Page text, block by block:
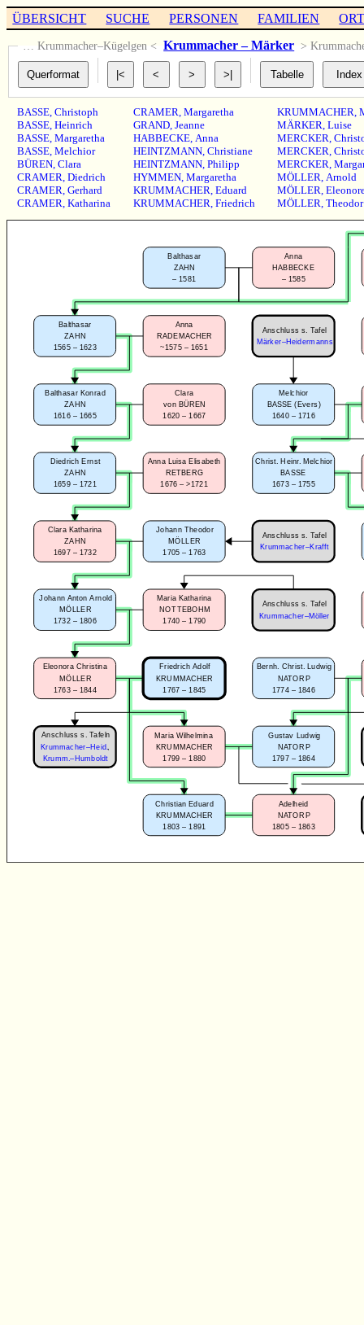
ÜBERSICHT SUCHE PERSONEN FAMILIEN
… Krummacher–Kügelgen < Krummacher – Märker >
BASSE,Christoph
BASSE,Heinrich
BASSE,Margaretha
BASSE,Melchior
BÜREN,Clara
CRAMER,Diedrich
CRAMER,Gerhard
CRAMER,Katharina
CRAMER, Margaretha
GRAND, Jeanne
HABBECKE, Anna
HEINTZMANN, Christiane
HEINTZMANN, Philipp
HYMMEN, Margaretha
KRUMMACHER, Eduard
KRUMMACHER, Friedrich
KRUMMACHER,
MÄRKER, Luise
MERCKER,
MERCKER,
MERCKER,
MÖLLER, Arnold
MÖLLER,
MÖLLER, Theodor
Friedrich Adolf
KRUMMACHER
1767 – 1845
Eleonora Christina
MÖLLER
1763 – 1844
Maria Wilhelmina
KRUMMACHER
1799 – 1880
Gustav Ludwig
NATORP
1797 – 1864
Johann Anton Arnold
MÖLLER
1732 – 1806
Maria Katharina
NOTTEBOHM
1740 – 1790
Johann Theodor
MÖLLER
1705 – 1763
Clara Katharina
ZAHN
1697 – 1732
Diedrich Ernst
ZAHN
1659 – 1721
Anna Luisa Elisabeth
RETBERG
1676 – >1721
Balthasar Konrad
ZAHN
1616 – 1665
Clara
von BÜREN
1620 – 1667
Balthasar
ZAHN
1565 – 1623
Anna
RADEMACHER
~1575 – 1651
Balthasar
ZAHN
–1581
Anna
HABBECKE
– 1585
Melchior
BASSE (Evers)
1640 – 1716
Anschluss s. Tafel
Märker–Heidermanns
Bernh. Christ. Ludwig
NATORP
1774 – 1846
Christ. Heinr. Melchior
BASSE
1673 – 1755
Christian Eduard
KRUMMACHER
1803 – 1891
Adelheid
NATORP
1805 – 1863
Anschluss s. Tafel
Krummacher–Krafft
Anschluss s. Tafeln
Krummacher–Heid.
Krumm.–Humboldt
Anschluss s. Tafel
Krummacher–Möller